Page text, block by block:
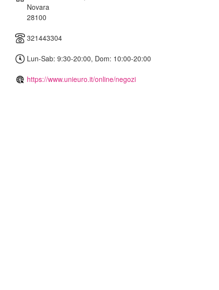
Novara
28100
321443304
Lun-Sab: 9:30-20:00, Dom: 10:00-20:00
https://www.unieuro.it/online/negozi